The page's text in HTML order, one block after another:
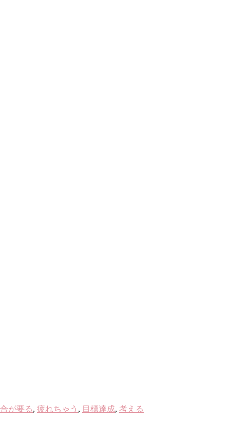
が要る, 疲れちゃう , 目標達成, 考える